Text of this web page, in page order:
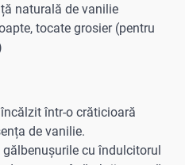
naturală de vanilie
tocate grosier (pentru
într-o crăticioară
de vanilie.
gălbenușurile cu îndulcitorul